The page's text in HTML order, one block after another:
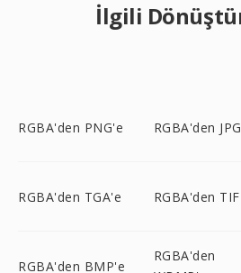
İlgili
RGBA'den PNG'e RGBA'den
RGBA'den TGA'e RGBA'den
RGBA'den BMP'e
RGBA'den